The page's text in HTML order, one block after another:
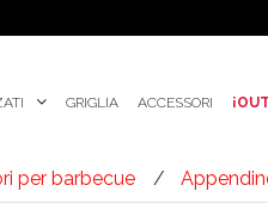
GRIGLIA ACCESSORI
per barbecue